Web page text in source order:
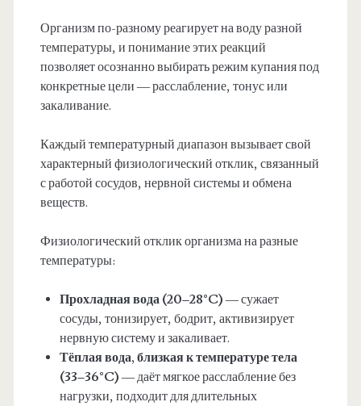
Организм по-разному реагирует на воду разной
температуры, и понимание этих реакций
позволяет осознанно выбирать режим купания под
конкретные цели — расслабление, тонус или
закаливание.
Каждый температурный диапазон вызывает свой
характерный физиологический отклик, связанный
с работой сосудов, нервной системы и обмена
веществ.
Физиологический отклик организма на разные
температуры:
Прохладная вода (20–28°C) — сужает
сосуды, тонизирует, бодрит, активизирует
нервную систему и закаливает.
Тёплая вода, близкая к температуре тела
(33–36°C) — даёт мягкое расслабление без
нагрузки, подходит для длительных